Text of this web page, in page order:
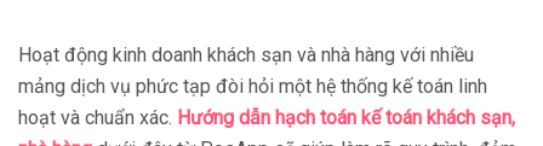
Hoạt động kinh doanh khách sạn và nhà hàng với nhiều
mảng dịch vụ phức tạp đòi hỏi một hệ thống kế toán linh
hoạt và chuẩn xác. Hướng dẫn hạch toán kế toán khách sạn,